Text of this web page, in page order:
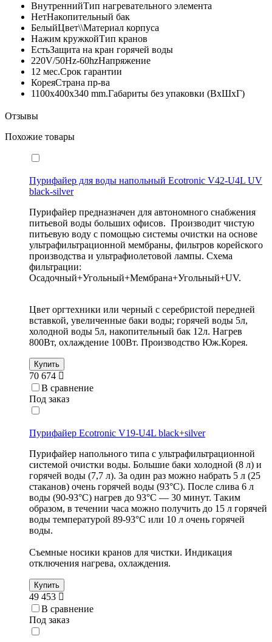
ВнутреннийТип нагревательного элемента
НетНакопительный бак
БелыйЦвет\\Материал корпуса
Нажим кружкойТип кранов
ЕстьЗащита на кран горячей воды
220V/50Hz-60hzНапряжение
12 мес.Срок гарантии
КореяСтрана пр-ва
1100x400x340 mm.Габариты без упаковки (ВxШxГ)
Отзывы
Похожие товары
Пурифайер для воды напольный Ecotronic V42-U4L UV
black-silver
Пурифайер предназначен для автономного снабжения
питьевой воды больших офисов. Производит чистую
питьевую воду с помощью системы очистки на основе
ультрафильтрационной мембраны, фильтров корейского
производства и ультрафиолетовой лампы. Схема
фильтрации:
Осадочный+Угольный+Мембрана+Угольный+UV.
Цвет оргтехники или черный с серебристой передней
вставкой, увеличенные баки воды; горячей воды 5л,
холодной воды 5л, накопительный бак 12л. Нагрев
800Вт, охлаждение 100Вт. Производство Юж.Корея.
Купить
70 674
В сравнение
Под заказ
Пурифайер Ecotronic V19-U4L black+silver
Пурифайер напольного типа с ультрафильтрационной
системой очистки воды. Большие баки холодной (8 л) и
горячей воды (7,7 л). За один раз можно набрать 5 л (25
стаканов) очень горячей воды (93°С). После слива 6 л
воды (90-93°С) нагрев до 93°С — 30 минут. Таким
образом, в течении часа можно получить до 15 л горячей
воды температурой 89-93°С или 10 л очень горячей
воды.
Съемные носики кранов для чистки. Индикация
отключения нагрева, охлаждения.
Купить
49 453
В сравнение
Под заказ